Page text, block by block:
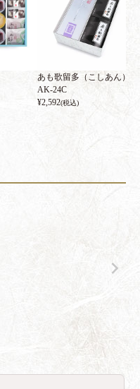
あも歌留多（こしあん）
AK-24C
¥2,592(税込)